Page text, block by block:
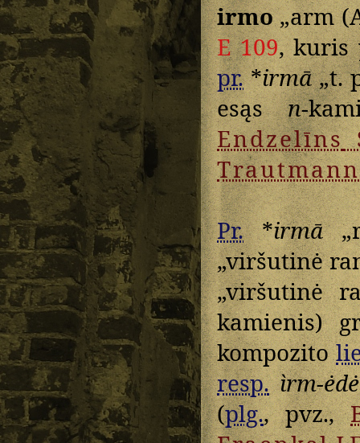
irmo„arm
E 109, kuris
pr.*irmā„t.
esąsn-
Endzelīns
Trautmann
Pr.*irmā
„viršutinė
„viršutinė
kamienis)
kompozito
resp. ìrm-ėdė
(plg., pvz.,